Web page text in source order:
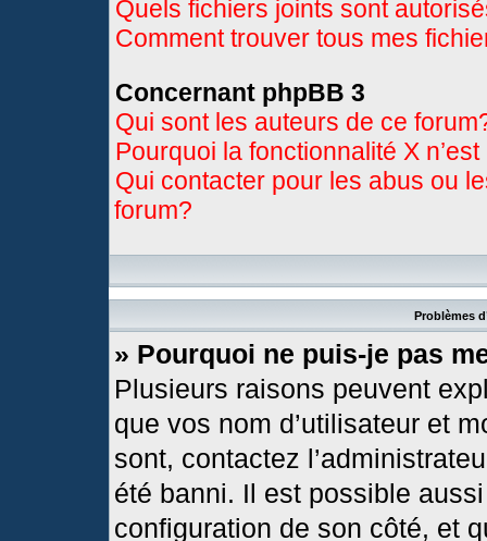
Quels fichiers joints sont
Comment trouver tous mes
Concernant phpBB 3
Qui sont les auteurs de ce
Pourquoi la fonctionnalité X
Qui contacter pour les abus ou
forum?
Problèmes
» Pourquoi ne puis-je pas
Plusieurs raisons peuvent
que vos nom d’utilisateur et
sont, contactez
été banni. Il est possible
configuration de son côté, et